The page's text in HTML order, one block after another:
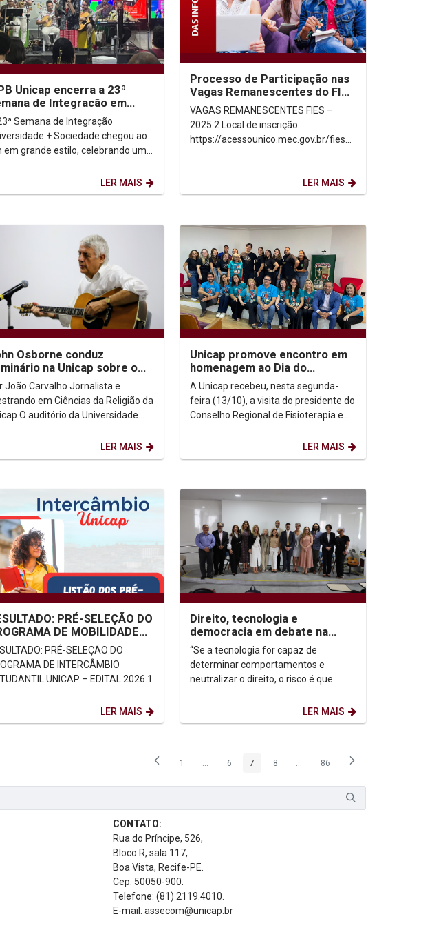
Unicap encerra a 23ª
de Integracão em
de muita animação
Semana de Integração
+ Sociedade chegou ao
em grande estilo, celebrando uma
LER MAIS
Processo de Participação nas
Vagas Remanescentes do FIES
– 2025.2
VAGAS REMANESCENTES FIES –
2025.2 Local de inscrição:
https://acessounico.mec.gov.br/fies
LER MAIS
Osborne conduz
na Unicap sobre o
na música
João Carvalho Jornalista e
em Ciências da Religião da
da Universidade
LER MAIS
Unicap promove encontro em
homenagem ao Dia do
Fisioterapeuta e do Terapeuta
Ocupacional
A Unicap recebeu, nesta segunda-
feira (13/10), a visita do presidente do
Conselho Regional de Fisioterapia e
LER MAIS
PRÉ-SELEÇÃO DO
DE MOBILIDADE
INTERCÂMBIO
UNICAP –
PRÉ-SELEÇÃO DO
DE INTERCÂMBIO
UNICAP – EDITAL 2026.1
LER MAIS
Direito, tecnologia e
democracia em debate na
Unicap
“Se a tecnologia for capaz de
determinar comportamentos e
neutralizar o direito, o risco é que
determinismo tecnológico —...LER MAIS
Página
1 ...Páginas intermediárias Usar ABA para navegar.
Página
6 Página
7 Página
8 ...Páginas intermediárias Usar ABA
Página
86
CONTATO:
Rua do Príncipe, 526,
Bloco R, sala 117,
Boa Vista, Recife-PE.
Cep: 50050-900.
Telefone: (81) 2119.4010.
E-mail: assecom@unicap.br